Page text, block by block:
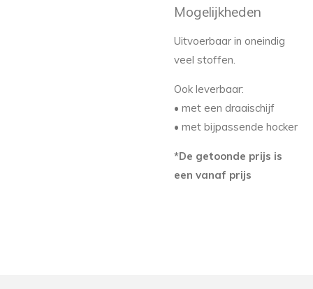
Mogelijkheden
Uitvoerbaar in oneindig
veel stoffen.
Ook leverbaar:
• met een draaischijf
• met bijpassende hocker
*De getoonde prijs is
een vanaf prijs